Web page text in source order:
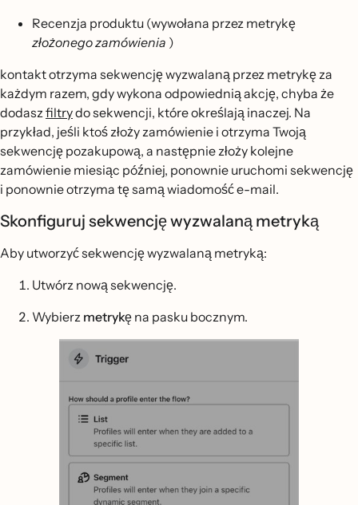
Recenzja produktu (wywołana przez metrykę
złożonego zamówienia )
kontakt otrzyma sekwencję wyzwalaną przez metrykę za
każdym razem, gdy wykona odpowiednią akcję, chyba że
dodaszfiltrydo sekwencji, które określają inaczej. Na
przykład, jeśli ktoś złoży zamówienie i otrzyma Twoją
sekwencję pozakupową, a następnie złoży kolejne
zamówienie miesiąc później, ponownie uruchomi sekwencję
i ponownie otrzyma tę samą wiadomość e-mail.
Skonfiguruj sekwencję wyzwalaną metryką
Aby utworzyć sekwencję wyzwalaną metryką:
Utwórz nową sekwencję.
Wybierz metrykę na pasku bocznym.